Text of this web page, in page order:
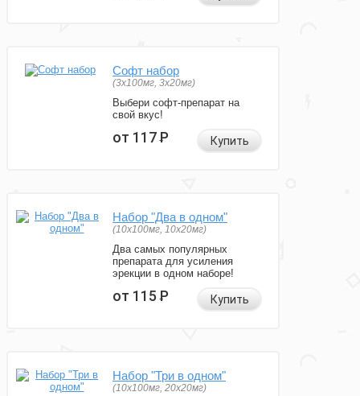
Софт набор
(3x100мг, 3x20мг)
Выбери софт-препарат на
свой вкус!
от 117Р Купить
Набор "Два в одном"
(10x100мг, 10x20мг)
Два самых популярных
препарата для усиления
эрекции в одном наборе!
от 115Р Купить
Набор "Три в одном"
(10x100мг, 20x20мг)